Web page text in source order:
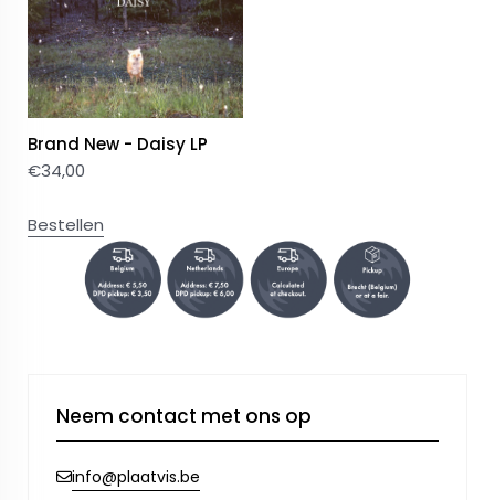
Brand New - Daisy LP
€34,00
Bestellen
Neem contact met ons op
info@plaatvis.be